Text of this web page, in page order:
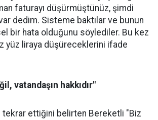
faturayı düşürmüştünüz, şimdi
dedim. Sisteme baktılar ve bunun
bir hata olduğunu söylediler. Bu kez
yüz liraya düşüreceklerini ifade
vatandaşın hakkıdır"
tekrar ettiğini belirten Bereketli "Biz